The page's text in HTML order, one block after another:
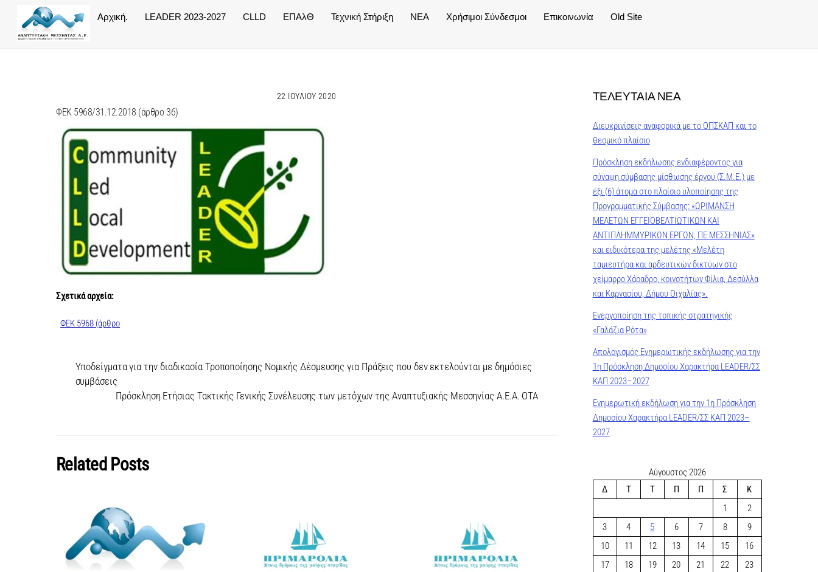
content
Αρχική. LEADER 2023-2027 CLLD ΕΠΑλΘ Τεχνική Στήριξη NEA Χρήσιμοι Σύνδεσμοι Επικοινωνία Old Site
22 ΙΟΥΛΊΟΥ 2020
ΦΕΚ 5968/31.12.2018 (άρθρο 36)
Σχετικά αρχεία:
ΦΕΚ 5968 (άρθρο
Υποδείγματα για την διαδικασία Τροποποίησης Νομικής Δέσμευσης για Πράξεις που δεν εκτελούνται με δημόσιες
συμβάσεις
Πρόσκληση Ετήσιας Τακτικής Γενικής Συνέλευσης των μετόχων της Αναπτυξιακής Μεσσηνίας Α.Ε.Α. ΟΤΑ
Related Posts
ΤΕΛΕΥΤΑΙΑ ΝΕΑ
Διευκρινίσεις αναφορικά με το ΟΠΣΚΑΠ και το
θεσμικό πλαίσιο
Πρόσκληση εκδήλωσης ενδιαφέροντος για
σύναψη σύμβασης μίσθωσης έργου (Σ.Μ.Ε.) με
έξι (6) άτομα στο πλαίσιο υλοποίησης της
Προγραμματικής Σύμβασης: «ΩΡΙΜΑΝΣΗ
ΜΕΛΕΤΩΝ ΕΓΓΕΙΟΒΕΛΤΙΩΤΙΚΩΝ ΚΑΙ
ΑΝΤΙΠΛΗΜΜΥΡΙΚΩΝ ΕΡΓΩΝ, ΠΕ ΜΕΣΣΗΝΙΑΣ»
και ειδικότερα της μελέτης «Μελέτη
ταμιευτήρα και αρδευτικών δικτύων στο
χείμαρρο Χάραδρο, κοινοτήτων Φίλια, Δεσύλλα
και Καρνασίου, Δήμου Οιχαλίας».
Ενεργοποίηση της τοπικής στρατηγικής
«Γαλάζια Ρότα»
Απολογισμός Ενημερωτικής εκδήλωσης για την
1η Πρόσκληση Δημοσίου Χαρακτήρα LEADER/ΣΣ
ΚΑΠ 2023–2027
Ενημερωτική εκδήλωση για την 1η Πρόσκληση
Δημοσίου Χαρακτήρα LEADER/ΣΣ ΚΑΠ 2023–
2027
Αύγουστος 2026
Δ
Τ Τ Π Π Σ
Κ
1
2
3
4 5 6 7 8
9
10
11 12 13 14 15
16
17
18 19 20 21 22
23